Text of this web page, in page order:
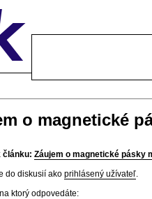
o magnetické
článku: Záujem o magnetické pásky
do diskusií ako prihlásený užívateľ.
ktorý odpovedáte: